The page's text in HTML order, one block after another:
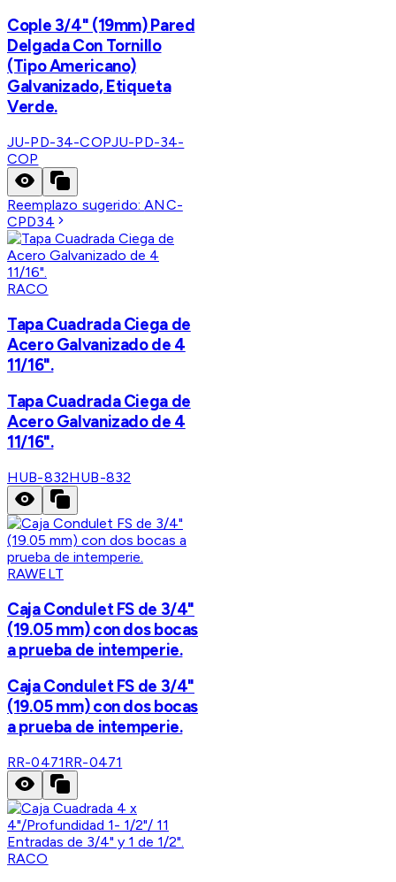
Cople 3/4" (19mm) Pared
Delgada Con Tornillo
(Tipo Americano)
Galvanizado, Etiqueta
Verde.
JU-PD-34-COPJU-PD-34-
COP
Reemplazo sugerido:ANC-
CPD34
RACO
Tapa Cuadrada Ciega de
Acero Galvanizado de 4
11/16".
Tapa Cuadrada Ciega de
Acero Galvanizado de 4
11/16".
HUB-832HUB-832
RAWELT
Caja Condulet FS de 3/4"
(19.05 mm) con dos bocas
a prueba de intemperie.
Caja Condulet FS de 3/4"
(19.05 mm) con dos bocas
a prueba de intemperie.
RR-0471RR-0471
RACO